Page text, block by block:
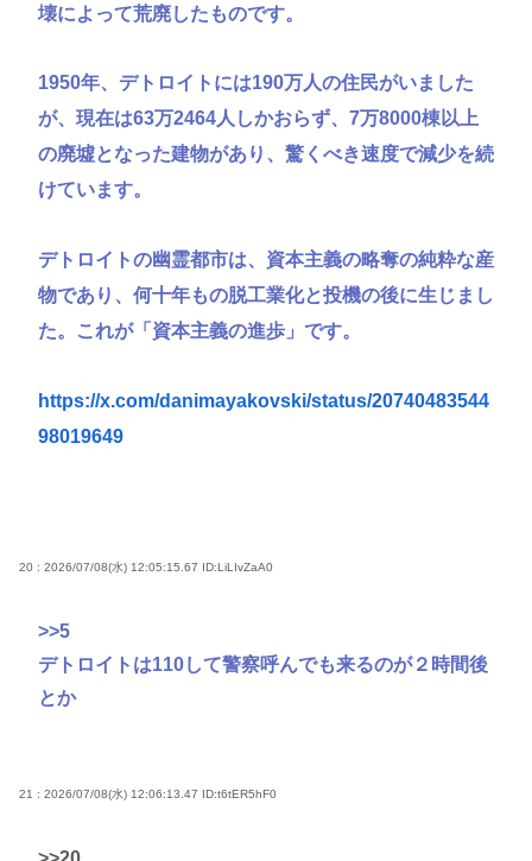
壊によって荒廃したものです。
1950年、デトロイトには190万人の住民がいました
が、現在は63万2464人しかおらず、7万8000棟以上
の廃墟となった建物があり、驚くべき速度で減少を続
けています。
デトロイトの幽霊都市は、資本主義の略奪の純粋な産
物であり、何十年もの脱工業化と投機の後に生じまし
た。これが「資本主義の進歩」です。
https://x.com/danimayakovski/status/20740483544
98019649
20 : 2026/07/08(水) 12:05:15.67 ID:LiLIvZaA0
>>5
デトロイトは110して警察呼んでも来るのが２時間後
とか
21 : 2026/07/08(水) 12:06:13.47 ID:t6tER5hF0